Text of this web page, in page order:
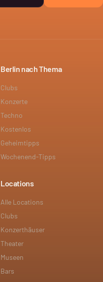
Berlin nach Thema
Clubs
Konzerte
Techno
Kostenlos
Geheimtipps
Wochenend-Tipps
Locations
Alle Locations
Clubs
Konzerthäuser
Theater
Museen
Bars